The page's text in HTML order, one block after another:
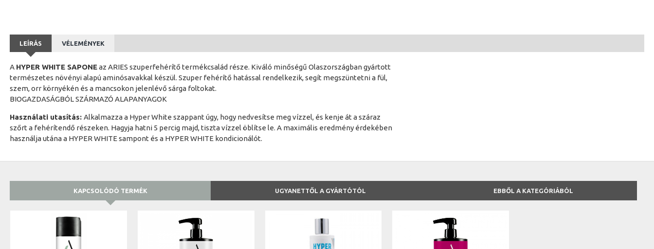
LEÍRÁS VÉLEMÉNYEK
A HYPER WHITE SAPONEaz ARIES szuperfehérítő termékcsalád része. Kiváló minőségű Olaszországban gyártott
természetes növényi alapú aminósavakkal készül. Szuper fehérítő hatással rendelkezik, segít megszüntetni a fül,
szem, orr környékén és a mancsokon jelenlévő sárga foltokat.
BIOGAZDASÁGBÓL SZÁRMAZÓ ALAPANYAGOK
Használati utasítás: Alkalmazza a Hyper White szappant úgy, hogy nedvesítse meg vízzel, és kenje át a száraz
szőrt a fehérítendő részeken. Hagyja hatni 5 percig majd, tiszta vízzel öblítse le. A maximális eredmény érdekében
használja utána a HYPER WHITE sampont és a HYPER WHITE kondicionálót.
KAPCSOLÓDÓ TERMÉK UGYANETTŐL A GYÁRTÓTÓL EBBŐL A KATEGÓRIÁBÓL